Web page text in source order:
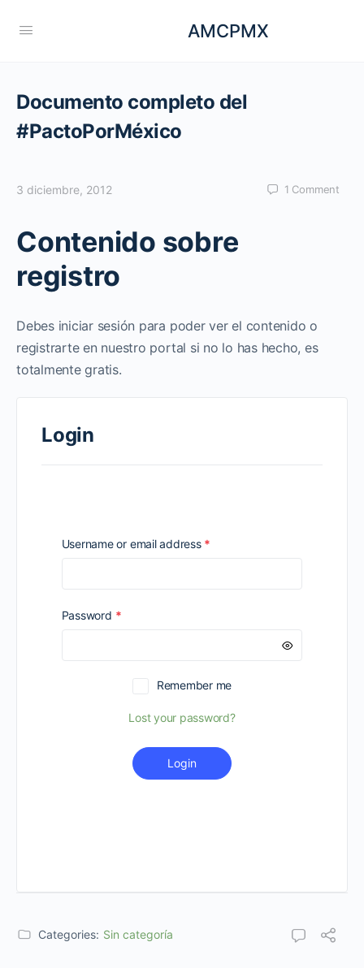
AMCPMX
Documento completo del
#PactoPorMéxico
3 diciembre, 2012 1 Comment
Contenido sobre
registro
Debes iniciar sesión para poder ver el contenido o
registrarte en nuestro portal si no lo has hecho, es
totalmente gratis.
Login
Username or email address *
Password *Required
Remember me
Lost your password?
Login
Categories: Sin categoría